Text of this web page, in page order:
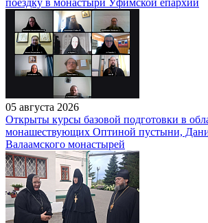
05 августа 2026
Открыты курсы базовой подготовки в
монашествующих Оптиной пустыни,
Валаамского монастырей